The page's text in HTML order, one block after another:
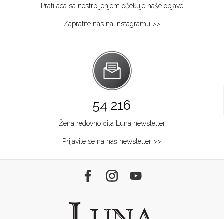
Pratilaca sa nestrpljenjem očekuje naše objave
Zapratite nas na Instagramu >>
54 216
Žena redovno čita Luna newsletter
Prijavite se na naš newsletter >>